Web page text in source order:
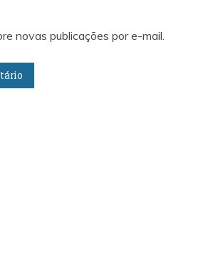
novas publicações por e-mail.